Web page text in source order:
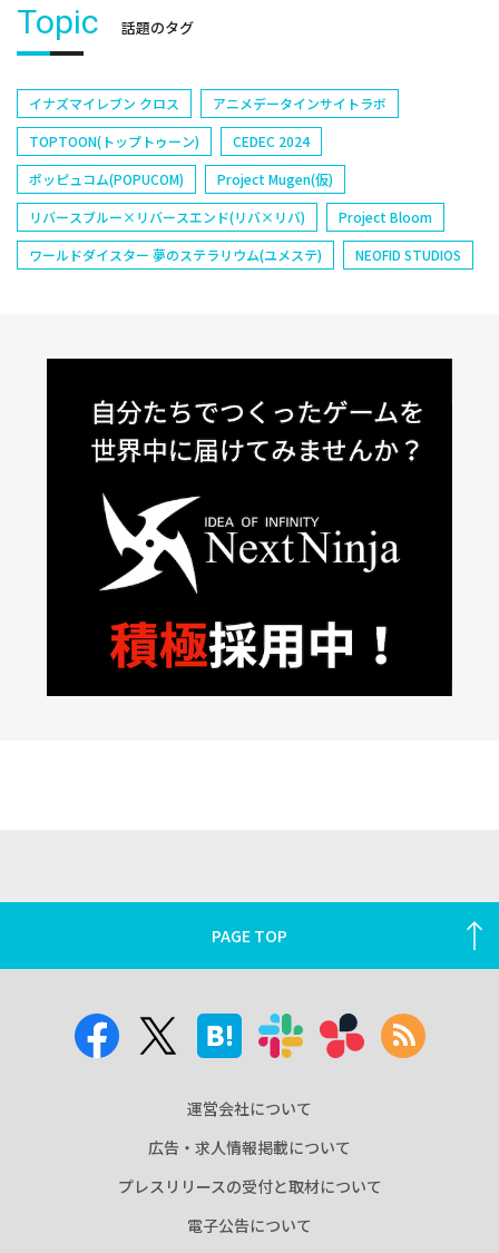
Topic 話題のタグ
イナズマイレブン クロス
アニメデータインサイトラボ
TOPTOON(トップトゥーン)
CEDEC 2024
ポッピュコム(POPUCOM)
Project Mugen(仮)
リバースブルー×リバースエンド(リバ×リバ)
Project Bloom
ワールドダイスター 夢のステラリウム(ユメステ)
NEOFID STUDIOS
PAGE TOP
運営会社について
広告・求人情報掲載について
プレスリリースの受付と取材について
電子公告について